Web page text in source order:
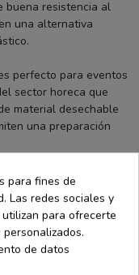
buena resistencia al
una alternativa
perfecto para eventos
sector horeca que
material desechable
una preparación
a reducir el
no reciclables. Es
perfectamente en
o celebraciones al
para fines de
Las redes sociales y
para ofrecerte
de datos